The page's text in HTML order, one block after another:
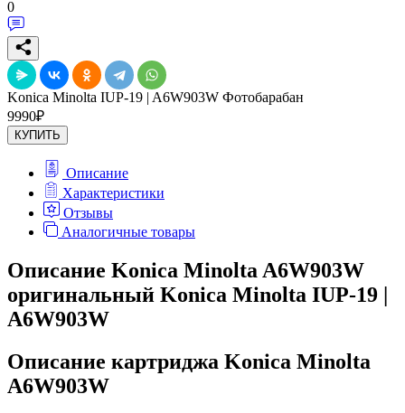
0
Konica Minolta IUP-19 | A6W903W Фотобарабан
9990₽
КУПИТЬ
Описание
Характеристики
Отзывы
Аналогичные товары
Описание Konica Minolta A6W903W
оригинальный Konica Minolta IUP-19 |
A6W903W
Описание картриджа Konica Minolta
A6W903W